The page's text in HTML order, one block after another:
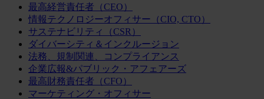
最高経営責任者（CEO）
情報テクノロジーオフィサー（CIO, CTO）
サステナビリティ（CSR）
ダイバーシティ＆インクルージョン
法務、規制関連、コンプライアンス
企業広報&パブリック・アフェアーズ
最高財務責任者（CFO）
マーケティング・オフィサー